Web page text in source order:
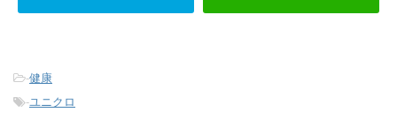
-健康
-ユニクロ